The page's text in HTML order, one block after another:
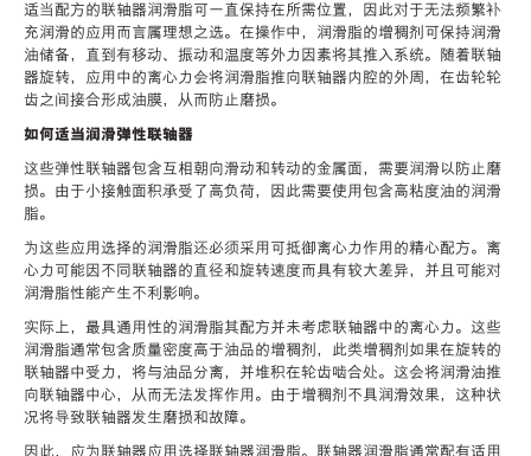
适当配方的联轴器润滑脂可一直保持在所需位置，因此对于无法频繁补
充润滑的应用而言属理想之选。在操作中，润滑脂的增稠剂可保持润滑
油储备，直到有移动、振动和温度等外力因素将其推入系统。随着联轴
器旋转，应用中的离心力会将润滑脂推向联轴器内腔的外周，在齿轮轮
齿之间接合形成油膜，从而防止磨损。
如何适当润滑弹性联轴器
这些弹性联轴器包含互相朝向滑动和转动的金属面，需要润滑以防止磨
损。由于小接触面积承受了高负荷，因此需要使用包含高粘度油的润滑
脂。
为这些应用选择的润滑脂还必须采用可抵御离心力作用的精心配方。离
心力可能因不同联轴器的直径和旋转速度而具有较大差异，并且可能对
润滑脂性能产生不利影响。
实际上，最具通用性的润滑脂其配方并未考虑联轴器中的离心力。这些
润滑脂通常包含质量密度高于油品的增稠剂，此类增稠剂如果在旋转的
联轴器中受力，将与油品分离，并堆积在轮齿啮合处。这会将润滑油推
向联轴器中心，从而无法发挥作用。由于增稠剂不具润滑效果，这种状
况将导致联轴器发生磨损和故障。
因此，应为联轴器应用选择联轴器润滑脂。联轴器润滑脂通常配有适用